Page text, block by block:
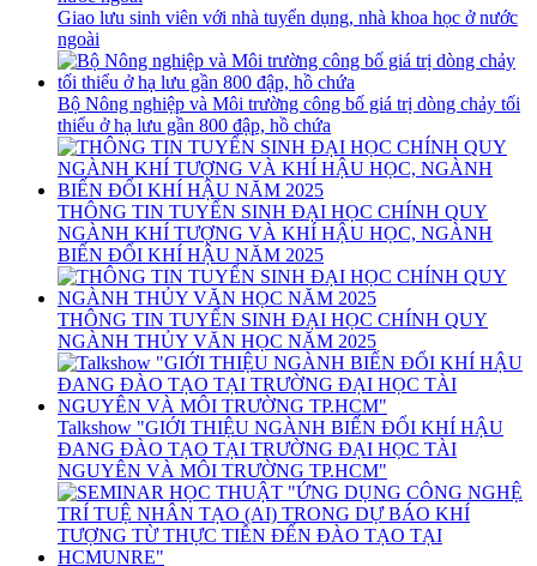
Giao lưu sinh viên với nhà tuyển dụng, nhà khoa học ở nước
ngoài
Bộ Nông nghiệp và Môi trường công bố giá trị dòng chảy tối
thiểu ở hạ lưu gần 800 đập, hồ chứa
THÔNG TIN TUYỂN SINH ĐẠI HỌC CHÍNH QUY
NGÀNH KHÍ TƯỢNG VÀ KHÍ HẬU HỌC, NGÀNH
BIẾN ĐỔI KHÍ HẬU NĂM 2025
THÔNG TIN TUYỂN SINH ĐẠI HỌC CHÍNH QUY
NGÀNH THỦY VĂN HỌC NĂM 2025
Talkshow "GIỚI THIỆU NGÀNH BIẾN ĐỔI KHÍ HẬU
ĐANG ĐÀO TẠO TẠI TRƯỜNG ĐẠI HỌC TÀI
NGUYÊN VÀ MÔI TRƯỜNG TP.HCM"